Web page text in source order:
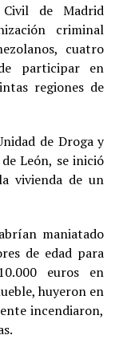
de Madrid
criminal
cuatro
participar en
regiones de
de Droga y
León, se inició
vivienda de un
maniatado
de edad para
euros en
huyeron en
incendiaron,